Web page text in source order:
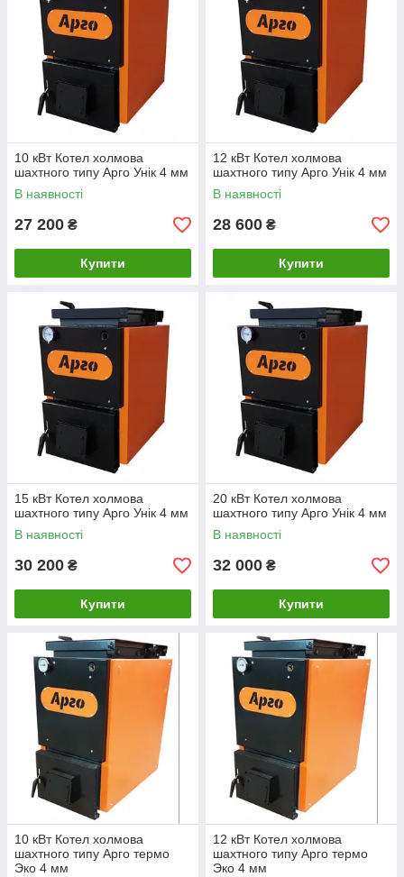
10 кВт Котел холмова
шахтного типу Арго Унік 4 мм
В наявності
27 200 ₴
Купити
12 кВт Котел холмова
шахтного типу Арго Унік 4 мм
В наявності
28 600 ₴
Купити
15 кВт Котел холмова
шахтного типу Арго Унік 4 мм
В наявності
30 200 ₴
Купити
20 кВт Котел холмова
шахтного типу Арго Унік 4 мм
В наявності
32 000 ₴
Купити
10 кВт Котел холмова
шахтного типу Арго термо
Эко 4 мм
12 кВт Котел холмова
шахтного типу Арго термо
Эко 4 мм